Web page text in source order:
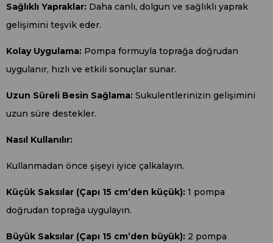
Sağlıklı Yapraklar: Daha canlı, dolgun ve sağlıklı yaprak
gelişimini teşvik eder.
Kolay Uygulama: Pompa formuyla toprağa doğrudan
uygulanır, hızlı ve etkili sonuçlar sunar.
Uzun Süreli Besin Sağlama: Sukulentlerinizin gelişimini
uzun süre destekler.
Nasıl Kullanılır:
Kullanmadan önce şişeyi iyice çalkalayın.
Küçük Saksılar (Çapı 15 cm’den küçük): 1 pompa
doğrudan toprağa uygulayın.
Büyük Saksılar (Çapı 15 cm’den büyük): 2 pompa